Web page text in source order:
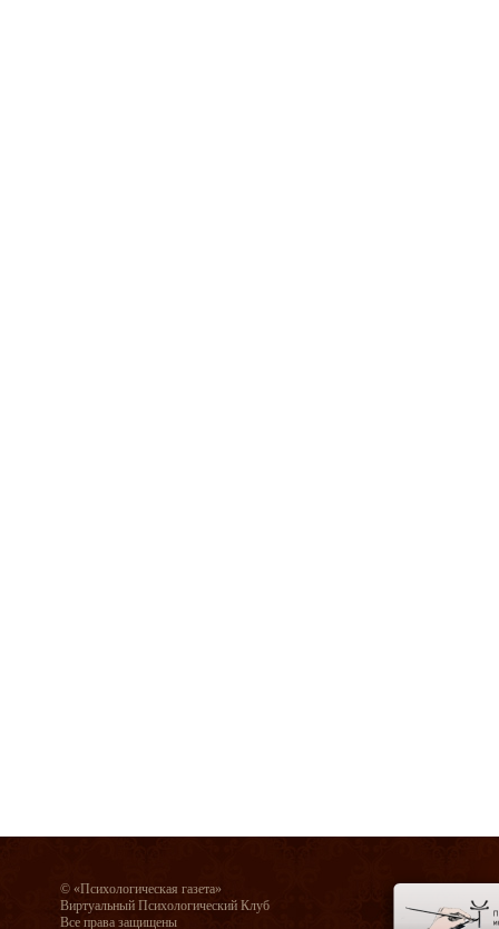
© «Психологическая газета»
Виртуальный Психологический Клуб
Все права защищены